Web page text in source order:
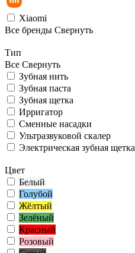
Xiaomi
Все бренды Свернуть
Тип
Все Свернуть
Зубная нить
Зубная паста
Зубная щетка
Ирригатор
Сменные насадки
Ультразвуковой скалер
Электрическая зубная щетка
Цвет
Белый
Голубой
Жёлтый
Зелёный
Красный
Розовый